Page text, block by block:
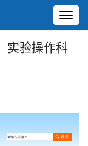
实验操作科